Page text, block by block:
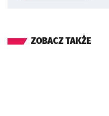
ZOBACZ TAKŻE